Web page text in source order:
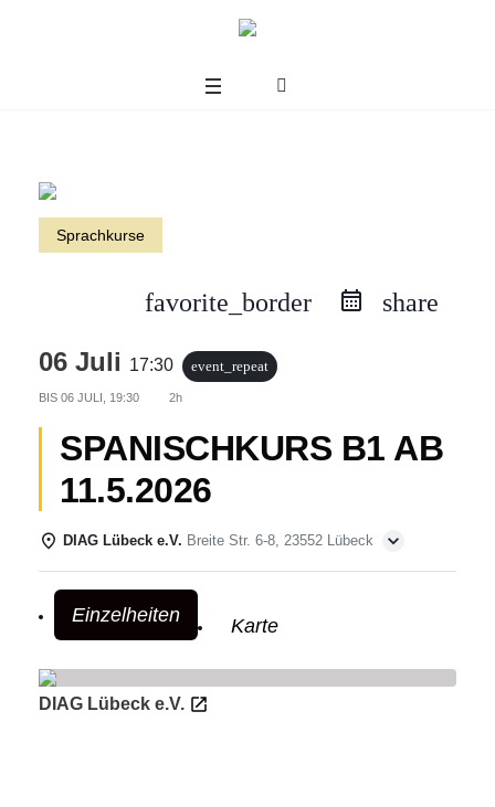
Sprachkurse
favorite_border share
06 Juli 17:30 event_repeat
BIS 06 JULI, 19:30 2h
SPANISCHKURS B1 AB
11.5.2026
DIAG Lübeck e.V. Breite Str. 6-8, 23552 Lübeck
Einzelheiten Karte
DIAG Lübeck e.V.